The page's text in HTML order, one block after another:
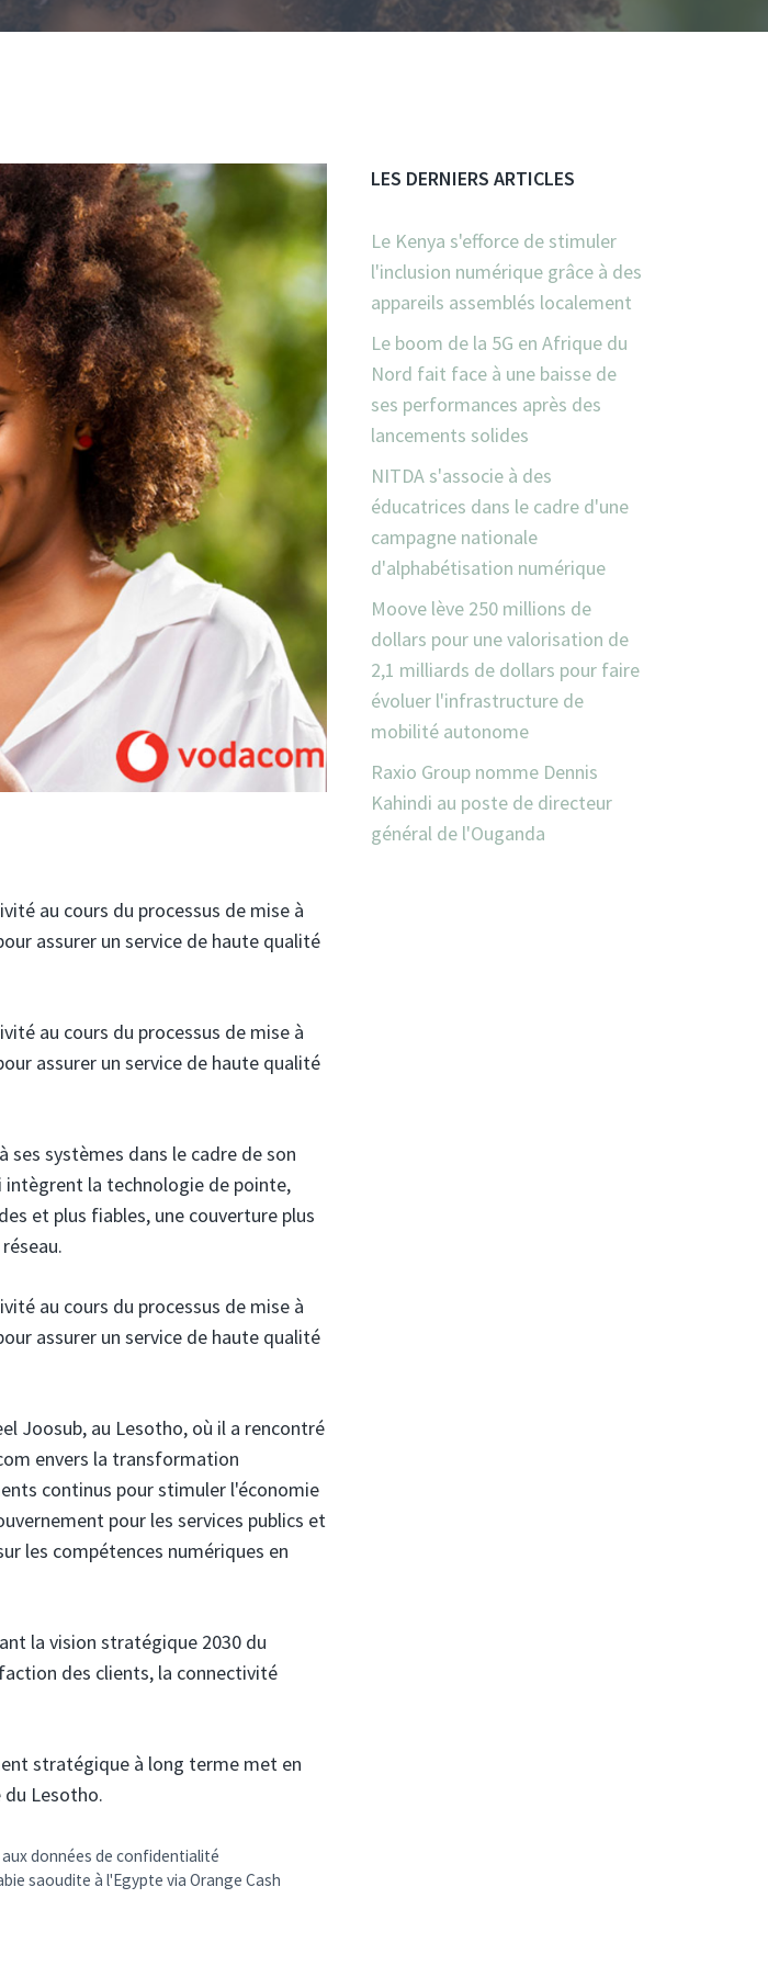
au cours du processus de mise à
assurer un service de haute qualité
au cours du processus de mise à
assurer un service de haute qualité
ses systèmes dans le cadre de son
intègrent la technologie de pointe,
et plus fiables, une couverture plus
au cours du processus de mise à
assurer un service de haute qualité
Joosub, au Lesotho, où il a rencontré
envers la transformation
continus pour stimuler l'économie
pour les services publics et
les compétences numériques en
la vision stratégique 2030 du
des clients, la connectivité
stratégique à long terme met en
Lesotho.
données de confidentialité
saoudite à l'Egypte via Orange Cash
LES DERNIERS ARTICLES
Le Kenya s'efforce de stimuler
l'inclusion numérique grâce à des
appareils assemblés localement
Le boom de la 5G en Afrique du
Nord fait face à une baisse de
ses performances après des
lancements solides
NITDA s'associe à des
éducatrices dans le cadre d'une
campagne nationale
d'alphabétisation numérique
Moove lève 250 millions de
dollars pour une valorisation de
2,1 milliards de dollars pour faire
évoluer l'infrastructure de
mobilité autonome
Raxio Group nomme Dennis
Kahindi au poste de directeur
général de l'Ouganda